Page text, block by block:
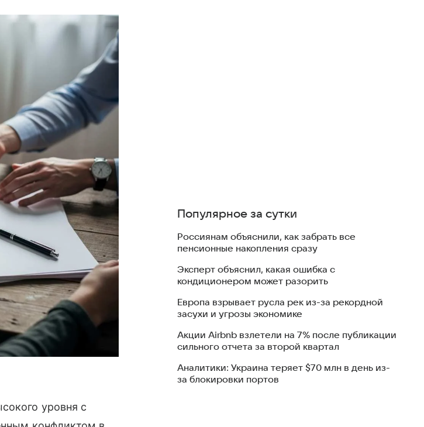
уровня с
Популярное за сутки
Россиянам объяснили, как забрать все
пенсионные накопления сразу
Эксперт объяснил, какая ошибка с
кондиционером может разорить
Европа взрывает русла рек из-за рекордной
засухи и угрозы экономике
Акции Airbnb взлетели на 7% после публикации
сильного отчета за второй квартал
Аналитики: Украина теряет $70 млн в день из-
за блокировки портов